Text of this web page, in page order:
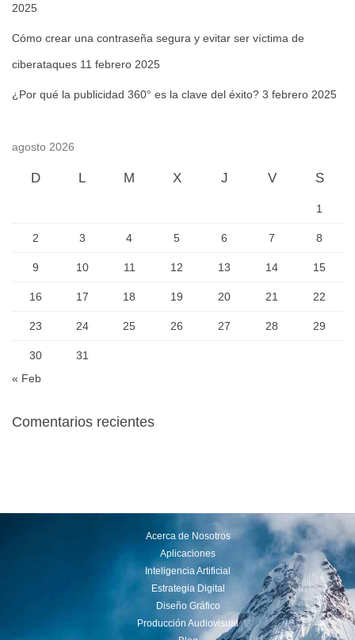
2025
Cómo crear una contraseña segura y evitar ser víctima de
ciberataques 11 febrero 2025
¿Por qué la publicidad 360° es la clave del éxito? 3 febrero 2025
agosto 2026
D L M X J V S
1
2 3 4 5 6 7 8
9 10 11 12 13 14 15
16 17 18 19 20 21 22
23 24 25 26 27 28 29
30
31
« Feb
Comentarios recientes
Acerca de Nosotros
Aplicaciones
Inteligencia Artificial
Estrategia Digital
Diseño Gráfico
Producción Audiovisual